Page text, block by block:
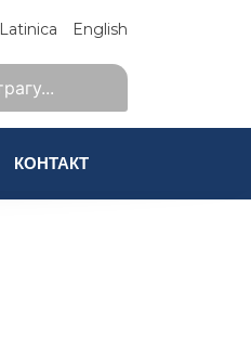
Latinica English
КОНТАКТ